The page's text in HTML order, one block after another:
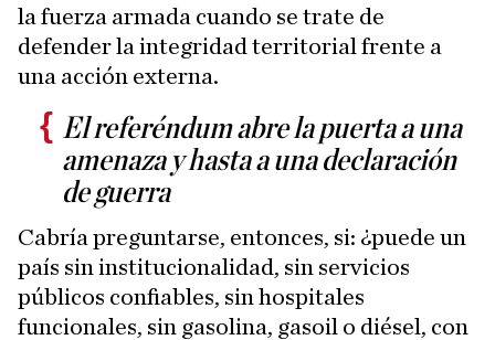
la fuerza armada cuando se trate de
defender la integridad territorial frente a
una acción externa.
El referéndum abre la puerta a una
amenaza y hasta a una declaración
de guerra
Cabría preguntarse, entonces, si: ¿puede un
país sin institucionalidad, sin servicios
públicos confiables, sin hospitales
funcionales, sin gasolina, gasoil o diésel, con